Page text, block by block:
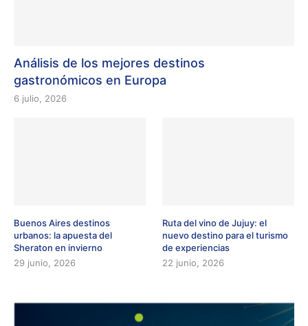
Análisis de los mejores destinos
gastronómicos en Europa
6 julio, 2026
Buenos Aires destinos
urbanos: la apuesta del
Sheraton en invierno
29 junio, 2026
Ruta del vino de Jujuy: el
nuevo destino para el turismo
de experiencias
22 junio, 2026